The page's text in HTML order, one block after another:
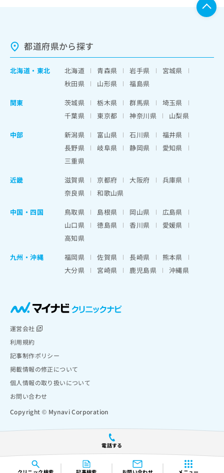
電話する
都道府県から探す
北海道 ・ 東北 北海道 青森県 岩手県
宮城県
秋田県
山形県
福島県
関東
茨城県 栃木県 群馬県
埼玉県
千葉県
東京都 神奈川県
山梨県
中部
新潟県 富山県 石川県
福井県
長野県
岐阜県 静岡県
愛知県
三重県
近畿
滋賀県 京都府 大阪府
兵庫県
奈良県
和歌山県
中国・四国
鳥取県 島根県 岡山県
広島県
山口県
徳島県 香川県
愛媛県
高知県
九州・沖縄
福岡県 佐賀県 長崎県
熊本県
大分県
宮崎県 鹿児島県 沖縄県
運営会社
利用規約
記事制作ポリシー
掲載情報の修正について
個人情報の取り扱いについて
お問い合わせ
Copyright © Mynavi Corporation